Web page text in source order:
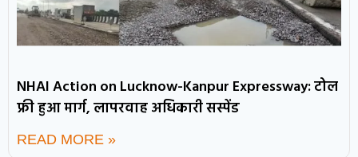
NHAI Action on Lucknow-Kanpur Expressway: टोल
फ्री हुआ मार्ग, लापरवाह अधिकारी सस्पेंड
READ MORE »